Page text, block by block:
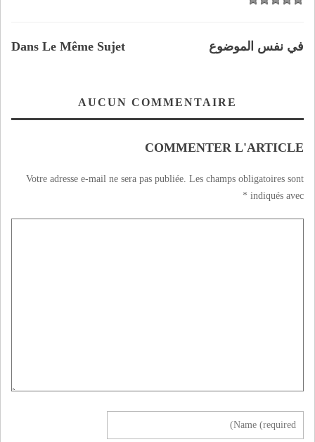
Dans Le Même Sujet في نفس الموضوع
AUCUN COMMENTAIRE
COMMENTER L'ARTICLE
Votre adresse e-mail ne sera pas publiée. Les champs obligatoires sont
indiqués avec
*